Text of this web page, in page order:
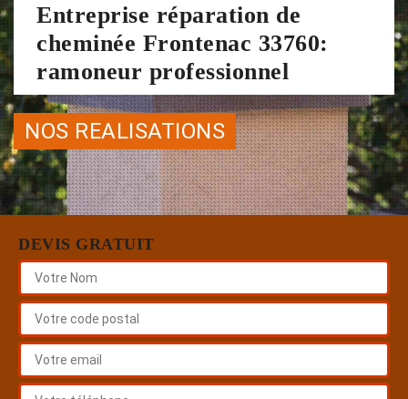
Entreprise réparation de
cheminée Frontenac 33760:
ramoneur professionnel
NOS REALISATIONS
DEVIS GRATUIT